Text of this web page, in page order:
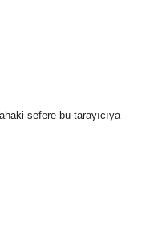
sefere bu tarayıcıya